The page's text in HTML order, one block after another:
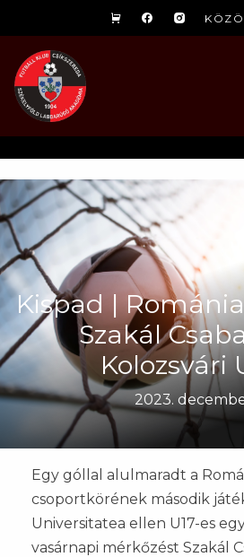
Kispad |
Szakál
Kolozsvári
2023.
Egy góllal alulmaradt a
csoportkörének második
Universitatea ellen U17-es
vasárnapi mérkőzést Szakál